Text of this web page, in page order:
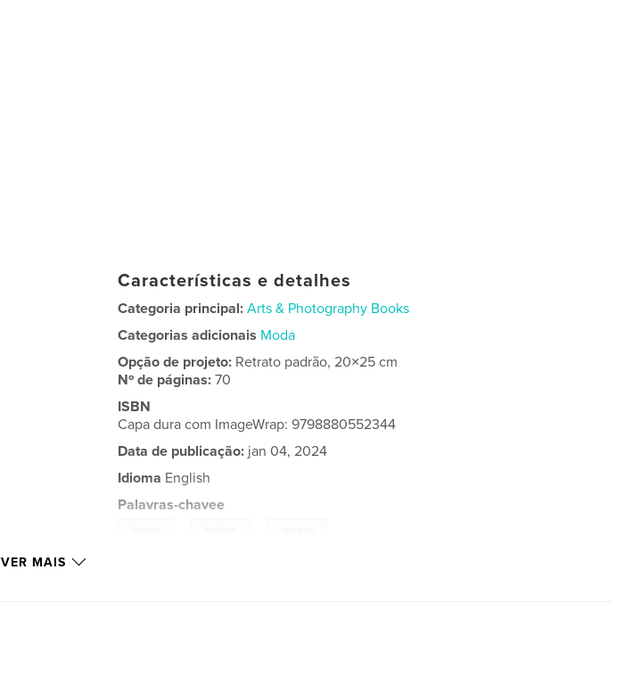
Características e detalhes
Categoria principal: Arts & Photography Books
Categorias adicionais Moda
Opção de projeto: Retrato padrão, 20×25 cm
Nº de páginas:70
ISBN
Capa dura com ImageWrap: 9798880552344
Data de publicação: jan 04, 2024
Idioma English
Palavras-chavee
VER MAIS